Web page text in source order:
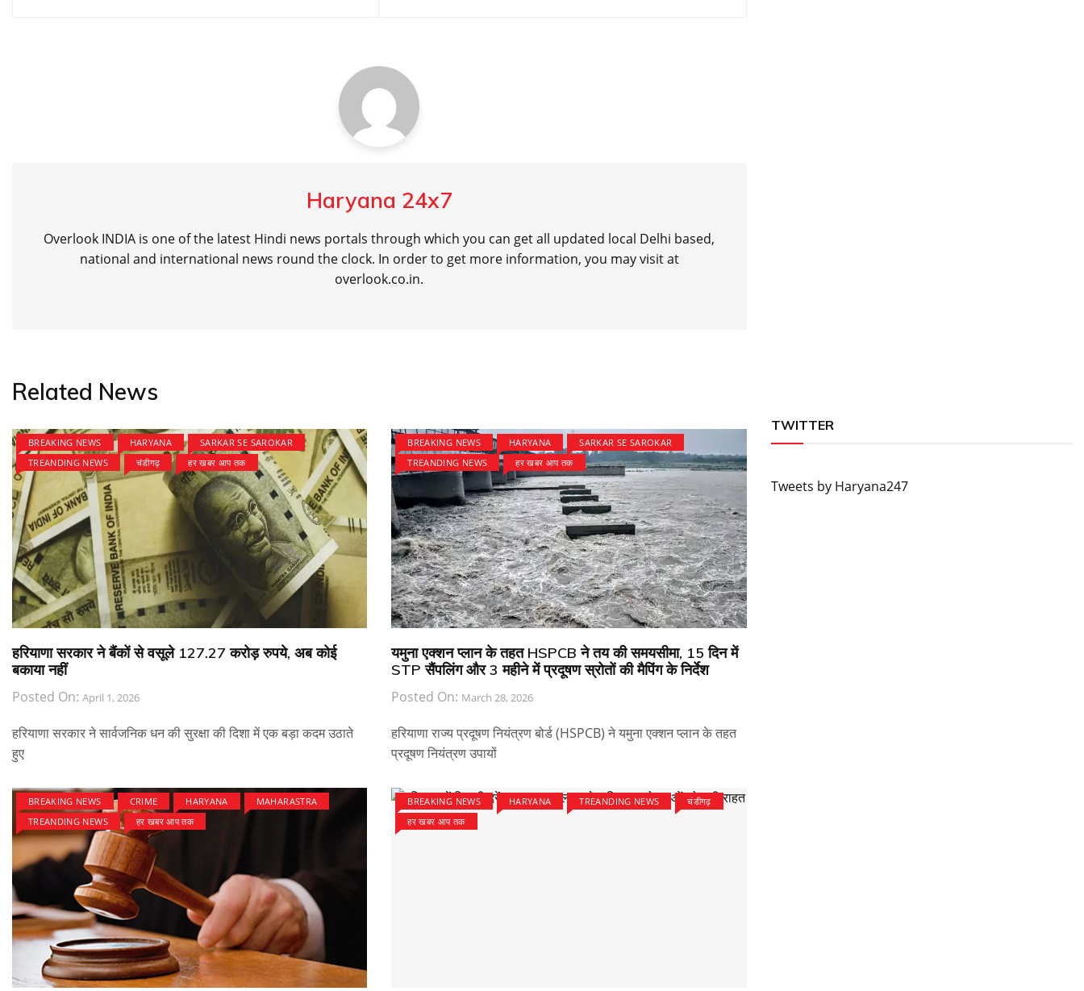
Haryana 24x7
Overlook INDIA is one of the latest Hindi news portals through which you can get all updated local Delhi based,
national and international news round the clock. In order to get more information, you may visit at
overlook.co.in.
Related News
BREAKING NEWS HARYANA
SARKAR SE SAROKAR
TREANDING NEWS
चंडीगढ़ हर खबर आप तक
हरियाणा सरकार ने बैंकों से वसूले 127.27 करोड़ रुपये, अब कोई
बकाया नहीं
Posted On: April 1, 2026
हरियाणा सरकार ने सार्वजनिक धन की सुरक्षा की दिशा में एक बड़ा कदम उठाते
हुए
BREAKING NEWS HARYANA
SARKAR SE SAROKAR
TREANDING NEWS
हर खबर आप तक
यमुना एक्शन प्लान के तहत HSPCB ने तय की समयसीमा, 15 दिन में
STP सैंपलिंग और 3 महीने में प्रदूषण स्रोतों की मैपिंग के निर्देश
Posted On: March 28, 2026
हरियाणा राज्य प्रदूषण नियंत्रण बोर्ड (HSPCB) ने यमुना एक्शन प्लान के तहत
प्रदूषण नियंत्रण उपायों
BREAKING NEWS CRIME HARYANA
MAHARASTRA
TREANDING NEWS
हर खबर आप तक
BREAKING NEWS HARYANA TREANDING NEWS
चंडीगढ़
हर खबर आप तक
TWITTER
Tweets by Haryana247